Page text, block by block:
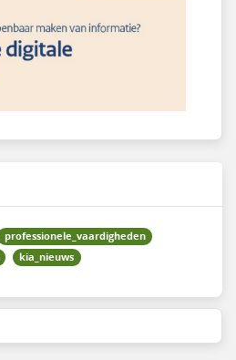
professionele_vaardigheden
kia_nieuws